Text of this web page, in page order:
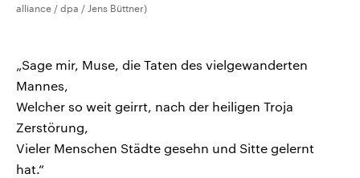
alliance / dpa / Jens Büttner)
„Sage mir, Muse, die Taten des vielgewanderten
Mannes,
Welcher so weit geirrt, nach der heiligen Troja
Zerstörung,
Vieler Menschen Städte gesehn und Sitte gelernt
hat.“